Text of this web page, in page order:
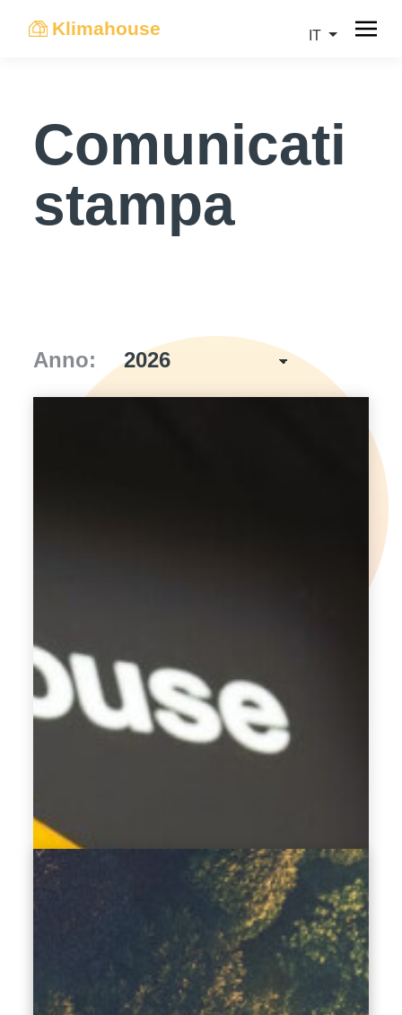
Klimahouse IT
Comunicati
stampa
Anno: